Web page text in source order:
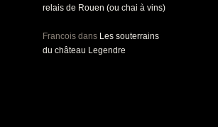
relais de Rouen (ou chai à vins)
Francois dans Les souterrains
du château Legendre